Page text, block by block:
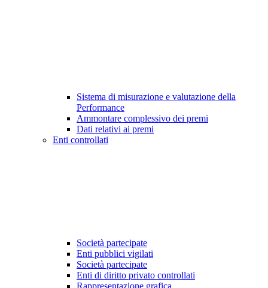
Sistema di misurazione e valutazione della
Performance
Ammontare complessivo dei premi
Dati relativi ai premi
Enti controllati
Società partecipate
Enti pubblici vigilati
Società partecipate
Enti di diritto privato controllati